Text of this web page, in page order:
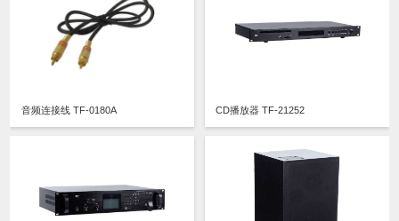
音频连接线 TF-0180A CD播放器 TF-21252